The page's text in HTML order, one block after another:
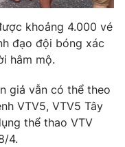
Việt
bằng AI
khoảng 4.000 vé
đạo đội bóng xác
hâm mộ.
giả vẫn có thể theo
VTV5, VTV5 Tây
thể thao VTV
4.